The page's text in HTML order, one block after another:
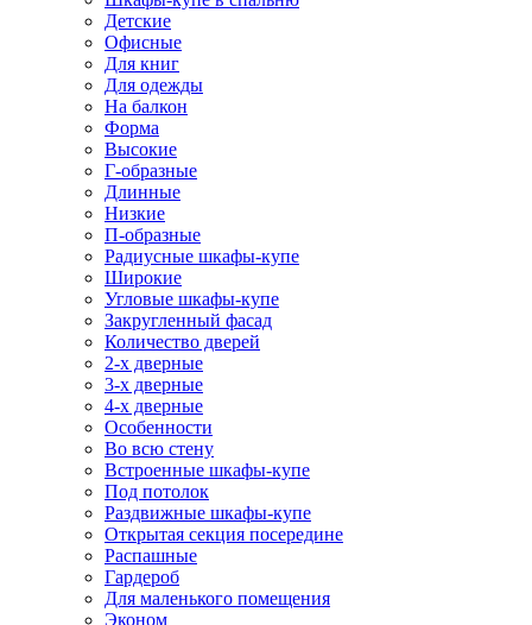
Детские
Офисные
Для книг
Для одежды
На балкон
Форма
Высокие
Г-образные
Длинные
Низкие
П-образные
Радиусные шкафы-купе
Широкие
Угловые шкафы-купе
Закругленный фасад
Количество дверей
2-х дверные
3-х дверные
4-х дверные
Особенности
Во всю стену
Встроенные шкафы-купе
Под потолок
Раздвижные шкафы-купе
Открытая секция посередине
Распашные
Гардероб
Для маленького помещения
Эконом